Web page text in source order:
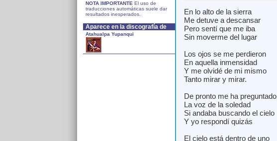
NOTA IMPORTANTE El uso de
traducciones automáticas suele dar
resultados inesperados.
Aparece en la discografía de
Atahualpa Yupanqui
En lo alto de la sierra
Me detuve a descansar
Pero sentí que me iba
Sin moverme del lugar
Los ojos se me perdieron
En aquella inmensidad
Y me olvidé de mi mismo
Tanto mirar y mirar.
De pronto me ha preguntado
La voz de la soledad
Si andaba buscando el cielo
Y yo respondí quizás
El cielo está dentro de uno